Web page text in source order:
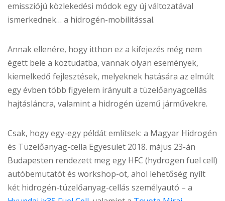
emissziójú közlekedési módok egy új változatával
ismerkednek… a hidrogén-mobilitással.
Annak ellenére, hogy itthon ez a kifejezés még nem
égett bele a köztudatba, vannak olyan események,
kiemelkedő fejlesztések, melyeknek hatására az elmúlt
egy évben több figyelem irányult a tüzelőanyagcellás
hajtásláncra, valamint a hidrogén üzemű járművekre.
Csak, hogy egy-egy példát említsek: a Magyar Hidrogén
és Tüzelőanyag-cella Egyesület 2018. május 23-án
Budapesten rendezett meg egy HFC (hydrogen fuel cell)
autóbemutatót és workshop-ot, ahol lehetőség nyílt
két hidrogén-tüzelőanyag-cellás személyautó – a